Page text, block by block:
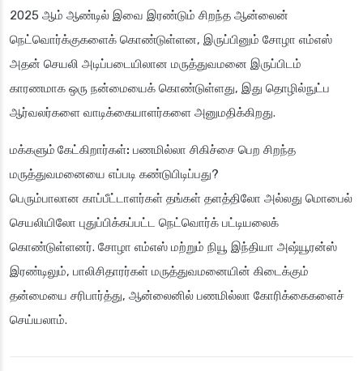
2025 ஆம் ஆண்டில் இவை இரண்டும் சிறந்த ஆன்லைன்
நெட்வொர்க்குகளைக் கொண்டுள்ளன, இருப்பினும் சோழா எம்எஸ்
அதன் செயலி அடிப்படையிலான மருத்துவமனை இருப்பிடம்
காரணமாக ஒரு நன்மையைக் கொண்டுள்ளது, இது தொழில்நுட்ப
ஆர்வலர்களை வாடிக்கையாளர்களை அனுமதிக்கிறது.
மக்களும் கேட்கிறார்கள்: பணமில்லா சிகிச்சை பெற சிறந்த
மருத்துவமனையை எப்படி கண்டுபிடிப்பது?
பெரும்பாலான காப்பீட்டாளர்கள் தங்கள் தளத்திலோ அல்லது மொபைல்
செயலியிலோ புதுப்பிக்கப்பட்ட நெட்வொர்க் பட்டியலைக்
கொண்டுள்ளனர். சோழா எம்எஸ் மற்றும் நியூ இந்தியா அஷ்யூரன்ஸ்
இரண்டிலும், பாலிசிதாரர்கள் மருத்துவமனையின் கிடைக்கும்
தன்மையை சரிபார்த்து, ஆன்லைனில் பணமில்லா கோரிக்கைகளைச்
செய்யலாம்.